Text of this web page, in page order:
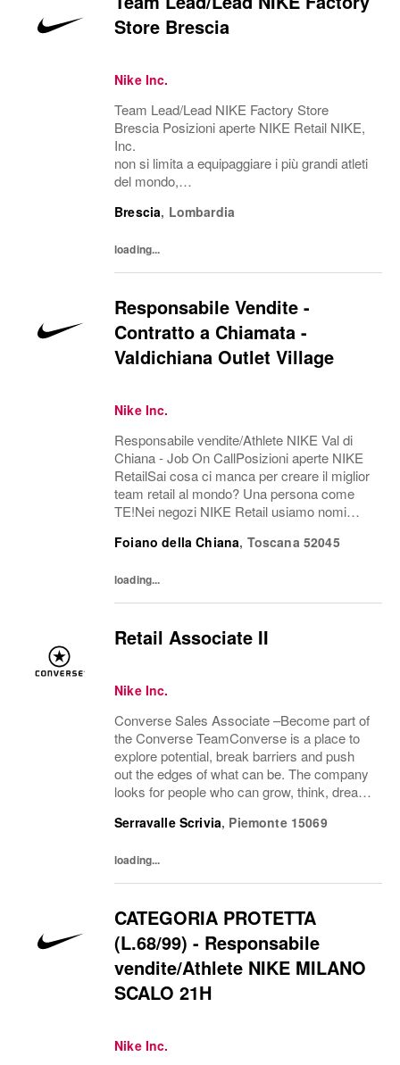
Store Brescia
Nike Inc.
Team Lead/Lead NIKE Factory Store
Brescia Posizioni aperte NIKE Retail NIKE,
Inc.
non si limita a equipaggiare i più grandi atleti
del mondo,
riscrive i confini del possibile. L'azienda è
ensare,...
Brescia, Lombardia
loading...
Responsabile Vendite -
Contratto a Chiamata -
Valdichiana Outlet Village
Nike Inc.
Responsabile vendite/Athlete NIKE Val di
Chiana - Job On CallPosizioni aperte NIKE
RetailSai cosa ci manca per creare il miglior
team retail al mondo? Una persona come
TE!Nei negozi NIKE Retail usiamo nomi
responsabili dei punti vendita sono detti
Foiano della Chiana, Toscana 52045
loading...
Retail Associate II
Nike Inc.
Converse Sales Associate –Become part of
the Converse TeamConverse is a place to
explore potential, break barriers and push
out the edges of what can be. The company
looks for people who can grow, think, dream
diversity and rewarding imagination. The...
Serravalle Scrivia, Piemonte 15069
loading...
CATEGORIA PROTETTA
(L.68/99) - Responsabile
vendite/Athlete NIKE MILANO
SCALO 21H
Nike Inc.